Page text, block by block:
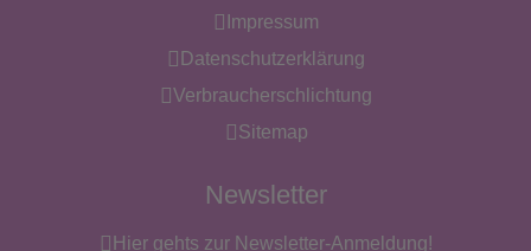
Impressum
Datenschutzerklärung
Verbraucherschlichtung
Sitemap
Newsletter
Hier gehts zur Newsletter-Anmeldung!